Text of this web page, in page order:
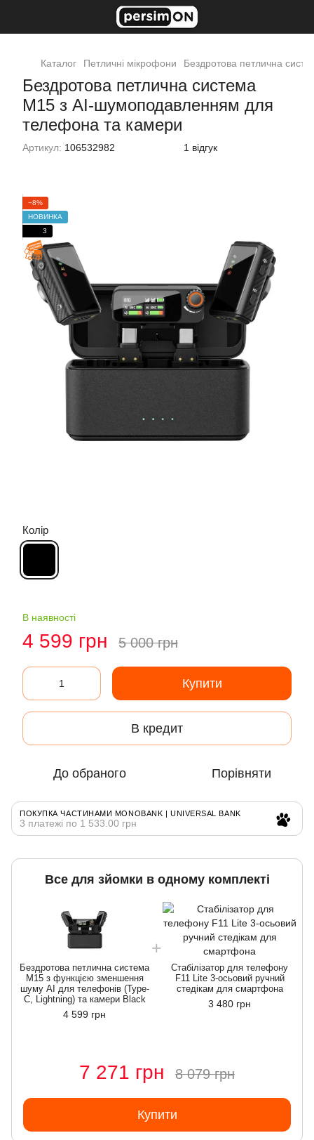
Каталог Петличні мікрофони Бездротова петлична
Бездротова петлична система
M15 з AI-шумоподавленням для
телефона та камери
Артикул: 106532982 1 відгук
−8%
НОВИНКА
3
Колір
В наявності
4 599 грн 5 000 грн
Купити
В кредит
До обраного Порівняти
ПОКУПКА ЧАСТИНАМИ MONOBANK | UNIVERSAL BANK
3 платежі по 1 533.00 грн
Все для зйомки в одному комплекті
Бездротова петлична система
M15 з функцією зменшення
шуму AI для телефонів (Type-
C, Lightning) та камери Black
4 599 грн
Стабілізатор для телефону
F11 Lite 3-осьовий ручний
стедікам для смартфона
3 480 грн
7 271 грн 8 079 грн
Купити